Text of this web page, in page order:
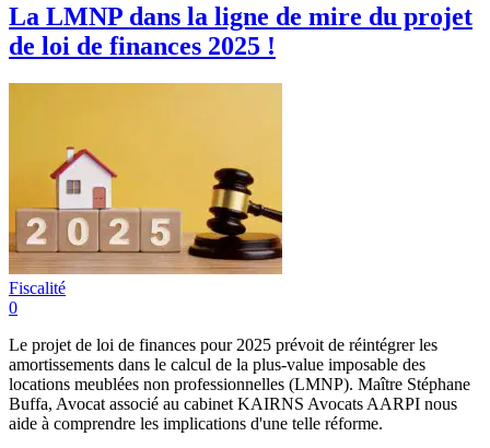
La LMNP dans la ligne de mire du projet
de loi de finances 2025 !
Fiscalité
0
Le projet de loi de finances pour 2025 prévoit de réintégrer les
amortissements dans le calcul de la plus-value imposable des
locations meublées non professionnelles (LMNP). Maître Stéphane
Buffa, Avocat associé au cabinet KAIRNS Avocats AARPI nous
aide à comprendre les implications d'une telle réforme.